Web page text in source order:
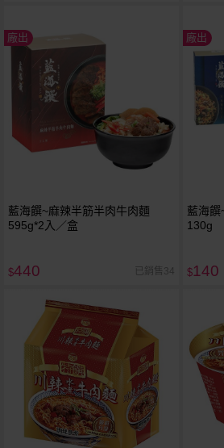
廠出
藍海饌~麻辣半筋半肉牛肉麵
595g*2入／盒
$440 已銷售34
廠出
藍海饌
130g
$140